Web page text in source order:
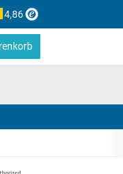
4,86